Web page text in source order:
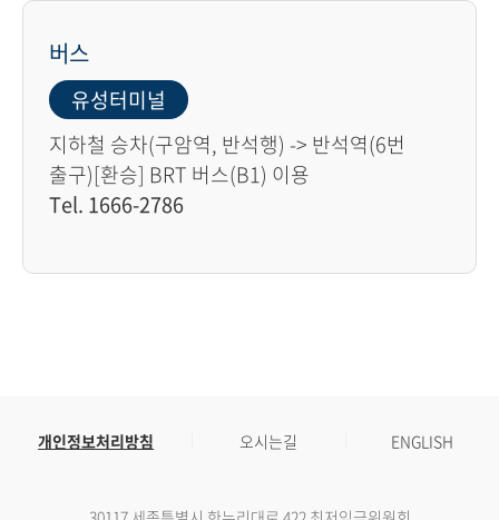
버스
유성터미널
지하철 승차(구암역, 반석행) -> 반석역(6번
출구)[환승] BRT 버스(B1) 이용
Tel. 1666-2786
개인정보처리방침 오시는길 ENGLISH